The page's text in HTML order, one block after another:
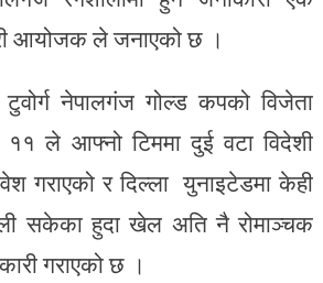
आयोजक ले जनाएको छ ।
नेपालगंज गोल्ड कपको विजेता
ले आफ्नो टिममा दुई वटा विदेशी
गराएको र दिल्ला युनाइटेडमा केही
सकेका हुदा खेल अति नै रोमाञ्चक
गराएको छ ।